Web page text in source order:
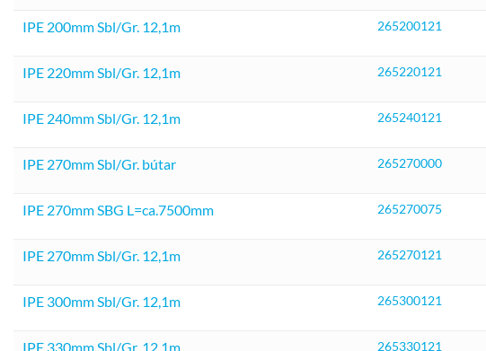
IPE 200mm Sbl/Gr. 12,1m 265200121
IPE 220mm Sbl/Gr. 12,1m 265220121
IPE 240mm Sbl/Gr. 12,1m 265240121
IPE 270mm Sbl/Gr. bútar 265270000
IPE 270mm SBG L=ca.7500mm 265270075
IPE 270mm Sbl/Gr. 12,1m 265270121
IPE 300mm Sbl/Gr. 12,1m 265300121
IPE 330mm Sbl/Gr. 12,1m 265330121